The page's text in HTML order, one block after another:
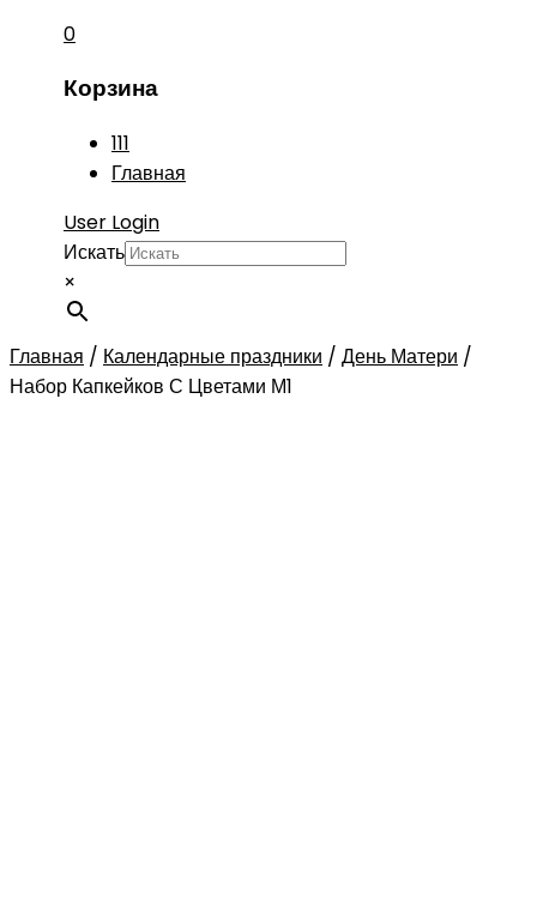
0
Корзина
111
Главная
User Login
Искать
×
Главная / Календарные праздники / День Матери /
Набор Капкейков С Цветами М1